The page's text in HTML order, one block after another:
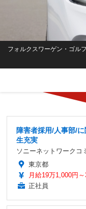
フォルクスワーゲン・ゴル
障害者採用/人事部/
生充実
ソニーネットワークコ
東京都
月給19万1,000円
正社員